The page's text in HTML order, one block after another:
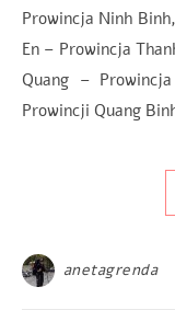
Prowincja Ninh
En – Prowincja
Quang –
Prowincji Quang
anetagrenda